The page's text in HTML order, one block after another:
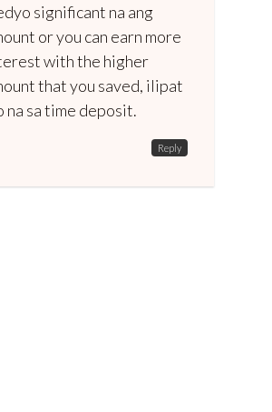
significant na ang
or you can earn more
with the higher
that you saved, ilipat
na sa time deposit.
Reply